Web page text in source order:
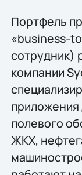
Портфель
«business-
сотрудник)
компании
приложения
полевого
ЖКХ,